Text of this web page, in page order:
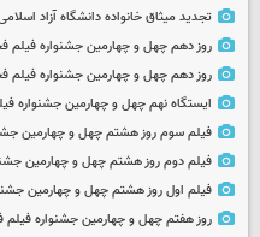
تجدید میثاق خانواده دانشگاه آزاد
روز دهم چهل و چهارمین جشنواره فیلم
روز دهم چهل و چهارمین جشنواره فیلم
ایستگاه نهم چهل و چهارمین جشنواره
فیلم سوم روز هشتم چهل و چهارمین
فیلم دوم روز هشتم چهل و چهارمین
فیلم اول روز هشتم چهل و چهارمین
روز هفتم چهل و چهارمین جشنواره فیلم